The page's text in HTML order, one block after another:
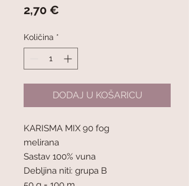
2,70 €
Količina *
DODAJ U KOŠARICU
KARISMA MIX 90 fog
melirana
Sastav 100% vuna
Debljina niti: grupa B